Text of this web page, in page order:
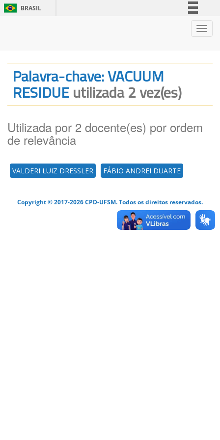
BRASIL
Legislação
Canais
Palavra-chave: VACUUM
RESIDUEutilizada 2 vez(es)
Utilizada por 2 docente(es) por ordem
de relevância
VALDERI LUIZ DRESSLER FÁBIO ANDREI DUARTE
Copyright © 2017-2026 CPD-UFSM. Todos os direitos reservados.